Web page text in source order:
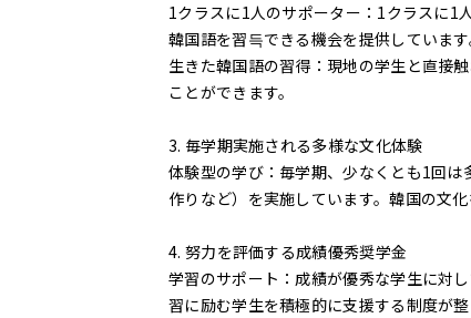
1クラスに1人のサポーター：1クラスに1
韓国語を習득できる機会を提供しています
生きた韓国語の習得：現地の学生と直接
ことができます。
3. 毎学期実施される多様な文化体験
体験型の学び：毎学期、少なくとも1回
作りなど）を実施しています。韓国の文
4. 努力を評価する成績優秀奨学金
学習のサポート：成績が優秀な学生に対
習に励む学生を積極的に支援する制度が整